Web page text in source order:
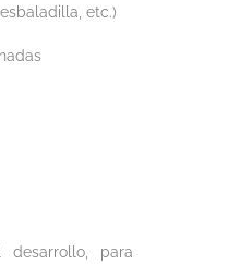
etc.)
para